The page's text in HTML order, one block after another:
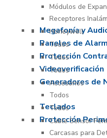
Módulos de
Receptores
Megafonía y
Honeywell
Paneles de
Todos
Protección
Todos
Videoverificación
Todos
Generadores de
Accesorios
Todos
Teclados
Todos
Protección
Cable Sensor
Carcasas para